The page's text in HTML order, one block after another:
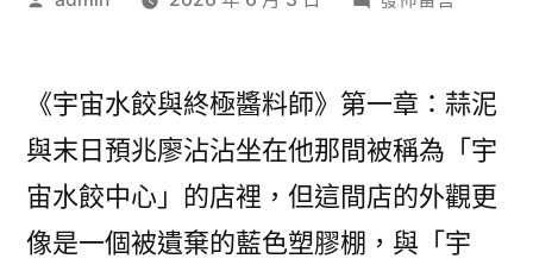
站：
上
秀
傳
醫
《宇宙水餃與終極醬料師》第一章：蒜泥
與末日預兆廖沾沾坐在他那間被稱為「宇
宙水餃中心」的店裡，但這間店的外觀更
像是一個被遺棄的藍色塑膠棚，與「宇